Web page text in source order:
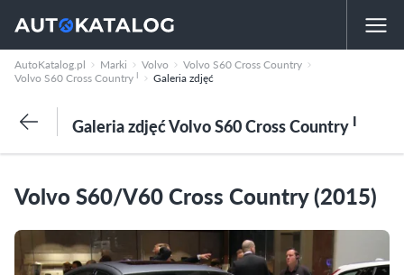
AutoKatalog.pl Marki Volvo
Volvo S60 Cross Country
Volvo S60 Cross Country I Galeria zdjęć
Galeria zdjęć Volvo S60 Cross Country I
Volvo S60/V60 Cross Country (2015)